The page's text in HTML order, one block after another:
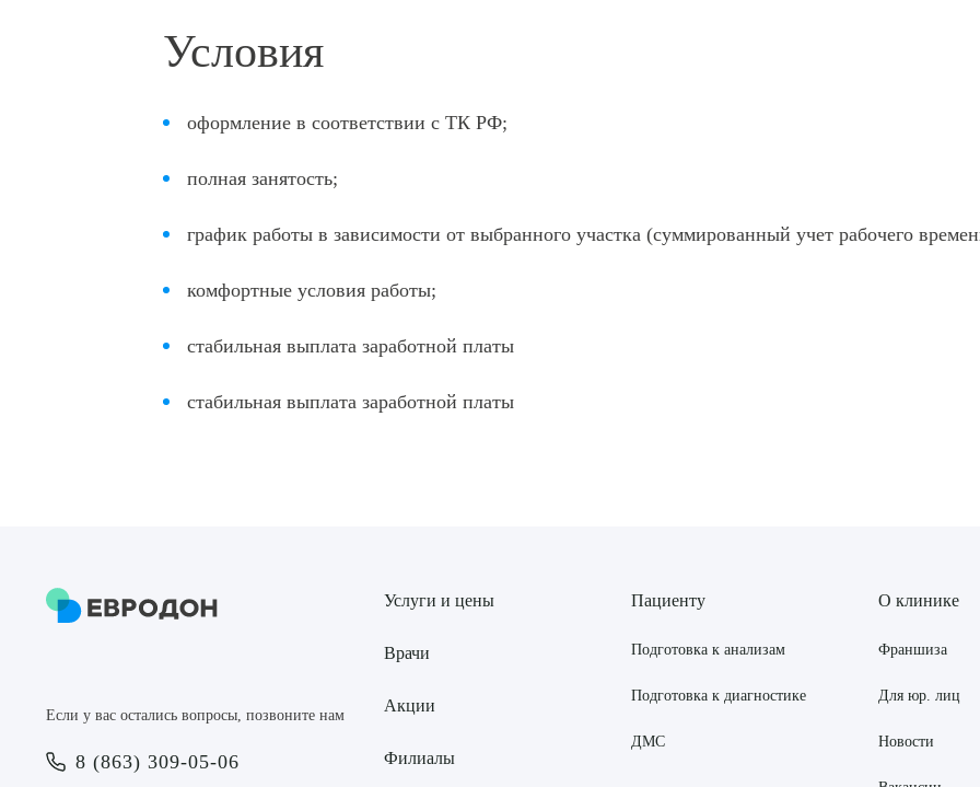
Условия
оформление в соответствии с ТК РФ;
полная занятость;
график работы в зависимости от выбранного участка (суммированный учет рабочего
комфортные условия работы;
стабильная выплата заработной платы
стабильная выплата заработной платы
Если у вас остались вопросы, позвоните нам
8 (863) 309-05-06
Услуги и цены
Врачи
Акции
Филиалы
Пациенту
Подготовка к анализам
Подготовка к диагностике
ДМС
О клинике
Франшиза
Для юр. лиц
Новости